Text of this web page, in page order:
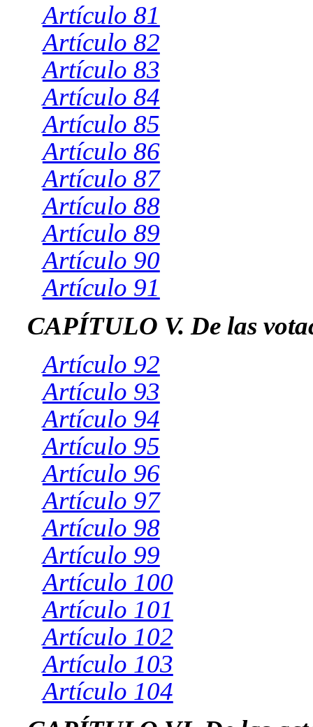
Artículo 81
Artículo 82
Artículo 83
Artículo 84
Artículo 85
Artículo 86
Artículo 87
Artículo 88
Artículo 89
Artículo 90
Artículo 91
CAPÍTULO V. De las
Artículo 92
Artículo 93
Artículo 94
Artículo 95
Artículo 96
Artículo 97
Artículo 98
Artículo 99
Artículo 100
Artículo 101
Artículo 102
Artículo 103
Artículo 104